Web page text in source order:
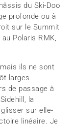
du Ski-Doo
profonde ou à
sur le Summit
Polaris RMK,
ils ne sont
larges
de passage à
la
sur elle-
linéaire. Je